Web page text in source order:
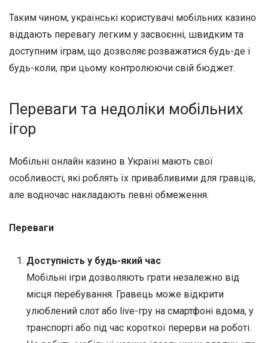
Таким чином, українські користувачі мобільних казино
віддають перевагу легким у засвоєнні, швидким та
доступним іграм, що дозволяє розважатися будь-де і
будь-коли, при цьому контролюючи свій бюджет.
Переваги та недоліки мобільних
ігор
Мобільні онлайн казино в Україні мають свої
особливості, які роблять їх привабливими для гравців,
але водночас накладають певні обмеження.
Переваги
Доступність у будь-який час
Мобільні ігри дозволяють грати незалежно від
місця перебування. Гравець може відкрити
улюблений слот або live-гру на смартфоні вдома, у
транспорті або під час короткої перерви на роботі.